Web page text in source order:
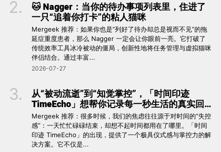
🐱 Nagger：当你的待办事项列表里，住进了
一只“追着你打卡”的粘人猫咪
Mergeek 推荐：如果你也是“列好了待办却总是视而不见”的拖
延症重度患者，那么 Nagger 一定会让你眼前一亮。它打破了
传统效率工具冰冷被动的僵局，创新性地将任务管理与虚拟猫咪
伴侣结合。通过丰富...
2026-07-27
从“被动流逝”到“知觉掌控”，「时间印迹
TimeEcho」想帮你记录每一秒生活的真实回
响 ⏳
Mergeek 推荐：很多时候，我们的焦虑往往源于对时间的“失控
感”：一天忙忙碌碌结束，却想不起时间都用在了哪里。「时间
印迹 TimeEcho」的出现，提供了一个极具仪式感与掌控力的解
决方案。它不仅是...